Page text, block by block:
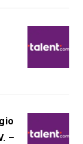
–